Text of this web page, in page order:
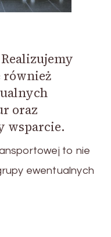
również
oraz
wsparcie.
to nie
ewentualnych